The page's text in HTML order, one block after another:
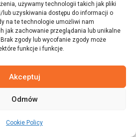
używamy technologii takich jak pliki
uzyskiwania dostępu do informacji o
na te technologie umożliwi nam
jak zachowanie przeglądania lub unikalne
zgody lub wycofanie zgody może
funkcje i funkcje.
Akceptuj
Odmów
Cookie Policy
- Wszystkie prawa zastrzeżone.